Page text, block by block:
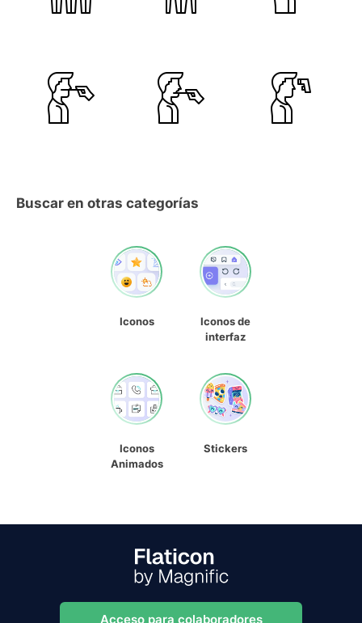
Buscar en otras categorías
Iconos
Iconos de
interfaz
Iconos
Animados
Stickers
Acceso para colaboradores